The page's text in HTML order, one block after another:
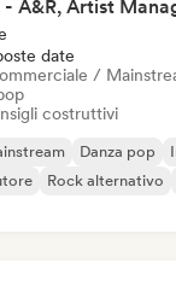
date
/
costruttivi
Danza pop
Rock alternativo